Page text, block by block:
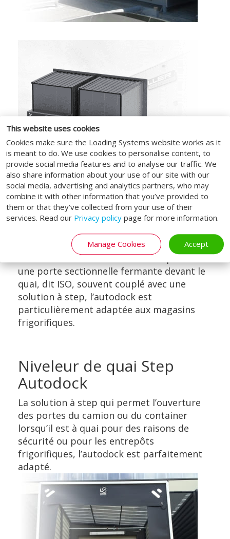
This website uses cookies
Cookies make sure the Loading Systems website works as it
is meant to do. We use cookies to personalise content, to
provide social media features and to analyse our traffic. We
also share information about your use of our site with our
social media, advertising and analytics partners, who may
combine it with other information that you’ve provided to
them or that they’ve collected from your use of their
services. Read our Privacy policy page for more information.
Manage Cookies Accept
Autodock ISO
Avec une solution de niveleur de quai et
une porte sectionnelle fermante devant le
quai, dit ISO, souvent couplé avec une
solution à step, l’autodock est
particulièrement adaptée aux magasins
frigorifiques.
Niveleur de quai Step
Autodock
La solution à step qui permet l’ouverture
des portes du camion ou du container
lorsqu’il est à quai pour des raisons de
sécurité ou pour les entrepôts
frigorifiques, l’autodock est parfaitement
adapté.